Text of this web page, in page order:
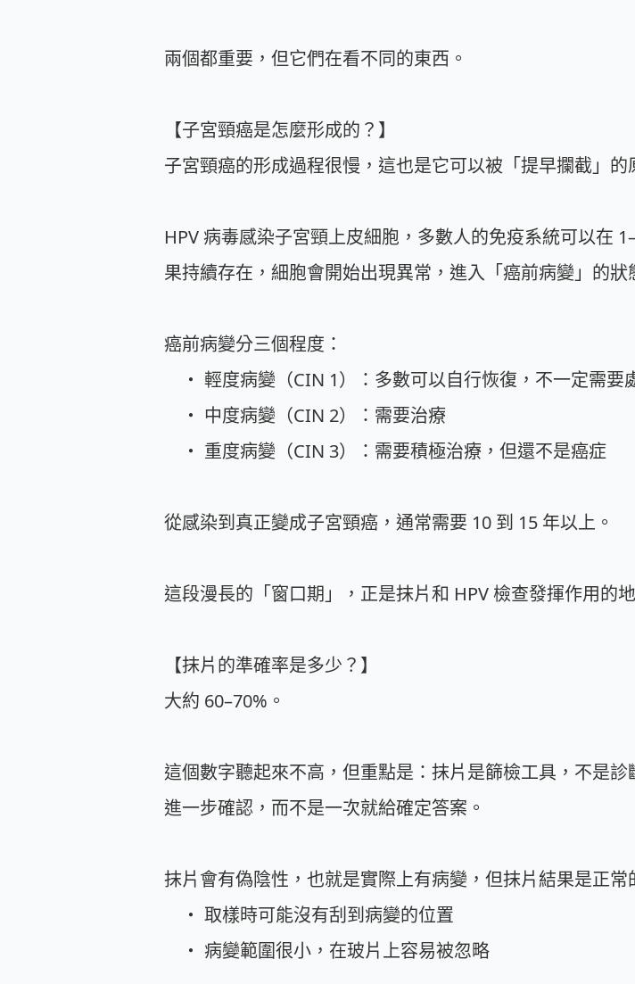
兩個都重要，但它們在看不同的東西。
【子宮頸癌是怎麼形成的？】
子宮頸癌的形成過程很慢，這也是它可以被「提早攔截」的
HPV 病毒感染子宮頸上皮細胞，多數人的免疫系統可以在
果持續存在，細胞會開始出現異常，進入「癌前病變」的狀
癌前病變分三個程度：
・ 輕度病變（CIN 1）：多數可以自行恢復，不一定需要
・ 中度病變（CIN 2）：需要治療
・ 重度病變（CIN 3）：需要積極治療，但還不是癌症
從感染到真正變成子宮頸癌，通常需要 10 到 15 年以上。
這段漫長的「窗口期」，正是抹片和 HPV 檢查發揮作用
【抹片的準確率是多少？】
大約 60–70%。
這個數字聽起來不高，但重點是：抹片是篩檢工具，不是
進一步確認，而不是一次就給確定答案。
抹片會有偽陰性，也就是實際上有病變，但抹片結果是正常
・ 取樣時可能沒有刮到病變的位置
・ 病變範圍很小，在玻片上容易被忽略